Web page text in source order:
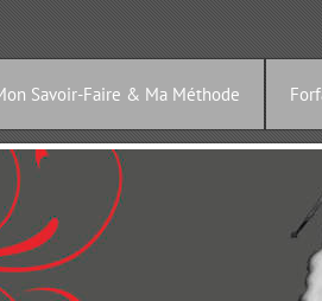
Savoir-Faire & Ma Méthode